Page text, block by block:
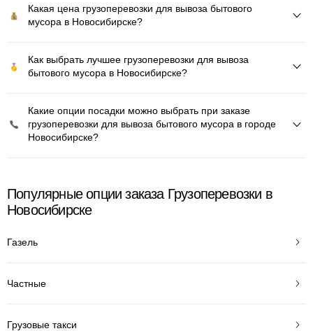
Какая цена грузоперевозки для вывоза бытового
мусора в Новосибирске?
Как выбрать лучшее грузоперевозки для вывоза
бытового мусора в Новосибирске?
Какие опции посадки можно выбрать при заказе
грузоперевозки для вывоза бытового мусора в городе
Новосибирске?
Популярные опции заказа Грузоперевозки в
Новосибирске
Газель
Частные
Грузовые такси